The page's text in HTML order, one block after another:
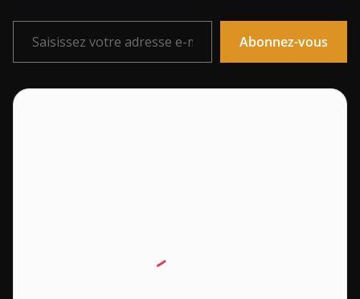
Saisissez votre adresse e-mail…
Abonnez-vous